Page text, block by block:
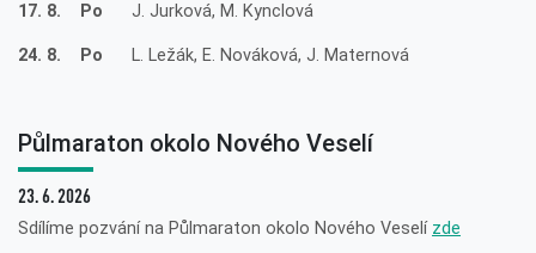
17. 8. Po J. Jurková, M. Kynclová
24. 8. Po L. Ležák, E. Nováková, J. Maternová
Půlmaraton okolo Nového Veselí
23. 6. 2026
Sdílíme pozvání na Půlmaraton okolo Nového Veselí zde